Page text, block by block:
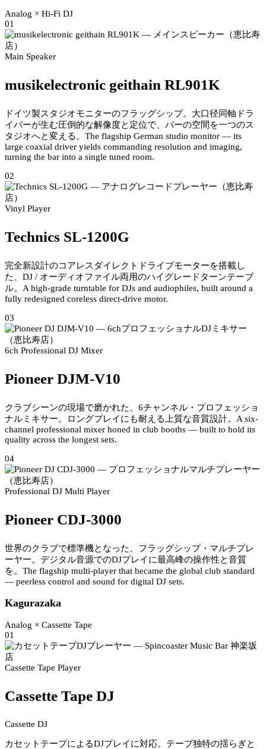
Analog × Hi-Fi DJ
01
Main Speaker
musikelectronic geithain RL901K
ドイツ製スタジオモニターのフラッグシップ。大口径同軸ドラ
イバーが生む圧倒的な解像度と定位で、バーの空間を一つのス
タジオへと変える。 The flagship German studio monitor — its
large coaxial driver yields commanding resolution and imaging,
turning the bar into a single tuned room.
02
Vinyl Player
Technics SL-1200G
完全新設計のコアレスダイレクトドライブモーターを搭載し
た、DJ / オーディオファイル両用のハイグレードターンテーブ
ル。 A high-grade turntable for DJs and audiophiles, built around a
fully redesigned coreless direct-drive motor.
03
6ch Professional DJ Mixer
Pioneer DJM-V10
クラブシーンの現場で磨かれた、6チャンネル・プロフェッショ
ナルミキサー。ロングプレイにも耐える上質な音質設計。 A six-
channel professional mixer honed in club booths — built to hold its
quality across the longest sets.
04
Professional DJ Multi Player
Pioneer CDJ-3000
世界のクラブで標準機となった、フラッグシップ・マルチプレ
ーヤー。デジタル音源でのDJプレイに最高峰の操作性と音質
を。 The flagship multi-player that became the global club standard
— peerless control and sound for digital DJ sets.
Kagurazaka
Analog × Cassette Tape
01
Cassette Tape Player
Cassette Tape DJ
Cassette DJ
カセットテープによるDJプレイに対応。テープ独特の揺らぎと